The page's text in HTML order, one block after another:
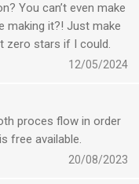
You can’t even make
making it?! Just make
zero stars if I could.
12/05/2024
proces flow in order
free available.
20/08/2023